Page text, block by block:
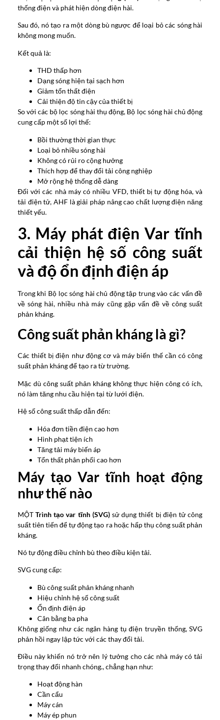
thống điện và phát hiện dòng điện hài.
Sau đó, nó tạo ra một dòng bù ngược để loại bỏ các sóng hài
không mong muốn.
Kết quả là:
THD thấp hơn
Dạng sóng hiện tại sạch hơn
Giảm tổn thất điện
Cải thiện độ tin cậy của thiết bị
So với các bộ lọc sóng hài thụ động, Bộ lọc sóng hài chủ động
cung cấp một số lợi thế:
Bồi thường thời gian thực
Loại bỏ nhiều sóng hài
Không có rủi ro cộng hưởng
Thích hợp để thay đổi tải công nghiệp
Mở rộng hệ thống dễ dàng
Đối với các nhà máy có nhiều VFD, thiết bị tự động hóa, và
tải điện tử, AHF là giải pháp nâng cao chất lượng điện năng
thiết yếu.
3. Máy phát điện Var tĩnh
cải thiện hệ số công suất
và độ ổn định điện áp
Trong khi Bộ lọc sóng hài chủ động tập trung vào các vấn đề
về sóng hài, nhiều nhà máy cũng gặp vấn đề về công suất
phản kháng.
Công suất phản kháng là gì?
Các thiết bị điện như động cơ và máy biến thế cần có công
suất phản kháng để tạo ra từ trường.
Mặc dù công suất phản kháng không thực hiện công có ích,
nó làm tăng nhu cầu hiện tại từ lưới điện.
Hệ số công suất thấp dẫn đến:
Hóa đơn tiền điện cao hơn
Hình phạt tiện ích
Tăng tải máy biến áp
Tổn thất phân phối cao hơn
Máy tạo Var tĩnh hoạt động
như thế nào
MỘTTrình tạo var tĩnh (SVG)sử dụng thiết bị điện tử công
suất tiên tiến để tự động tạo ra hoặc hấp thụ công suất phản
kháng.
Nó tự động điều chỉnh bù theo điều kiện tải.
SVG cung cấp:
Bù công suất phản kháng nhanh
Hiệu chỉnh hệ số công suất
Ổn định điện áp
Cân bằng ba pha
Không giống như các ngân hàng tụ điện truyền thống, SVG
phản hồi ngay lập tức với các thay đổi tải.
Điều này khiến nó trở nên lý tưởng cho các nhà máy có tải
trọng thay đổi nhanh chóng., chẳng hạn như:
Hoạt động hàn
Cần cẩu
Máy cán
Máy ép phun